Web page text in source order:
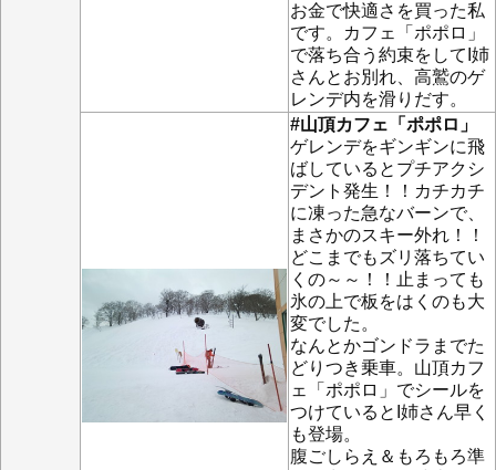
お金で快適さを買った私
です。カフェ「ポポロ」
で落ち合う約束をしてI姉
さんとお別れ、高鷲のゲ
レンデ内を滑りだす。
#山頂カフェ「ポポロ」
ゲレンデをギンギンに飛
ばしているとプチアクシ
デント発生！！カチカチ
に凍った急なバーンで、
まさかのスキー外れ！！
どこまでもズリ落ちてい
くの～～！！止まっても
氷の上で板をはくのも大
変でした。
なんとかゴンドラまでた
どりつき乗車。山頂カフ
ェ「ポポロ」でシールを
つけているとI姉さん早く
も登場。
腹ごしらえ＆もろもろ準